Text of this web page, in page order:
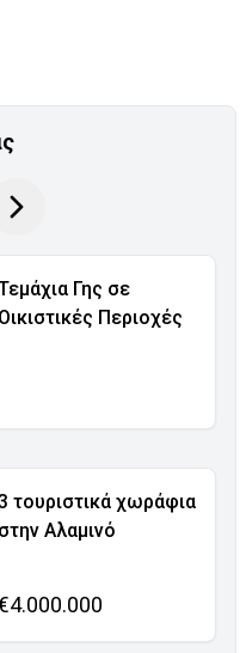
Γης σε
Οικιστικές Περιοχές
τουριστικά χωράφια
στην Αλαμινό